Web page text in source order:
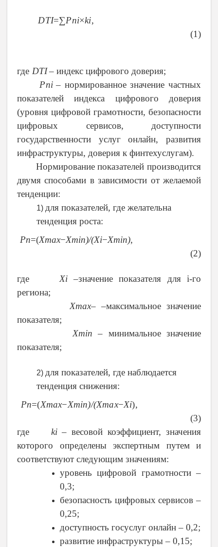
DTI=∑Pni×ki,
(1)
где DTI– индекс цифрового доверия;
Pni – нормированное значение частных
показателей индекса цифрового доверия
(уровня цифровой грамотности, безопасности
цифровых сервисов, доступности
государственности услуг онлайн, развития
инфраструктуры, доверия к финтехуслугам).
Нормирование показателей производится
двумя способами в зависимости от желаемой
тенденции:
1) для показателей, где желательна
тенденция роста:
Pn=(Xmax−Xmin)/(Xi−Xmin),
(2)
где Xi–значение показателя дляi-го
региона;
Xmax– –максимальное значение
показателя;
Xmin – минимальное значение
показателя;
2) для показателей, где наблюдается
тенденция снижения:
Pn=(Xmax−Xmin)/(Xmax−Xi),
(3)
где
ki – весовой коэффициент, значения
которого определены экспертным путем и
соответствуют следующим значениям:
уровень цифровой грамотности –
0,3;
безопасность цифровых сервисов –
0,25;
доступность госуслуг онлайн – 0,2;
развитие инфраструктуры – 0,15;